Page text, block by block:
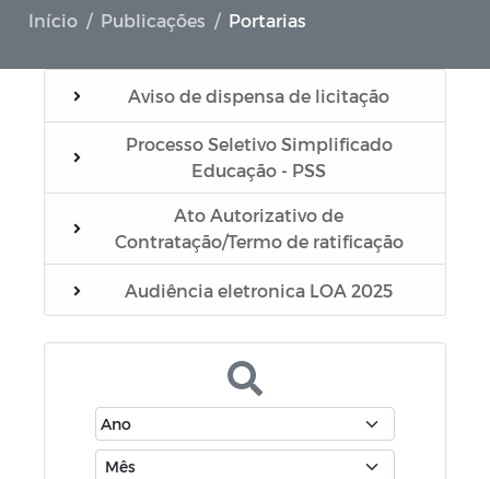
Início Publicações Portarias
Aviso de dispensa de licitação
Processo Seletivo Simplificado
Educação - PSS
Ato Autorizativo de
Contratação/Termo de ratificação
Audiência eletronica LOA 2025
Editais
Manuais
Diário oficial